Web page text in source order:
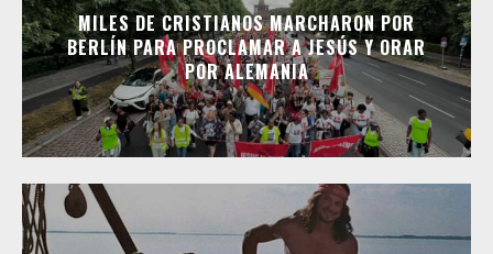
MILES DE CRISTIANOS MARCHARON POR
BERLÍN PARA PROCLAMAR A JESÚS Y ORAR
POR ALEMANIA